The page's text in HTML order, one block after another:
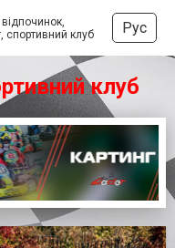
спортивний клуб Рус
клуб